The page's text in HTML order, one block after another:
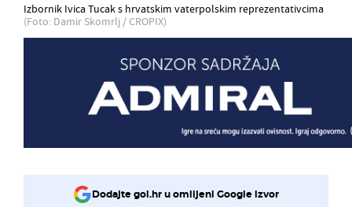
Izbornik Ivica Tucak s hrvatskim vaterpolskim reprezentativcima
(Foto: Damir Skomrlj / CROPIX)
Dodajte gol.hr u omiljeni Google izvor